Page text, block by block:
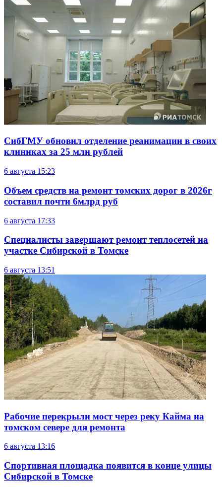
СибГМУ обновил отделение реанимации в своих
клиниках за 25 млн рублей
6 августа 15:23
Объем средств на ремонт томских дорог в 2026г
составил почти 6млрд руб
6 августа 17:33
Специалисты завершают ремонт теплосетей на
участке Сибирской в Томске
6 августа 13:51
Рабочие перекрыли мост через реку Кайма на
томском севере для ремонта
6 августа 13:16
Спортивная площадка появится в конце улицы
Сибирской в Томске